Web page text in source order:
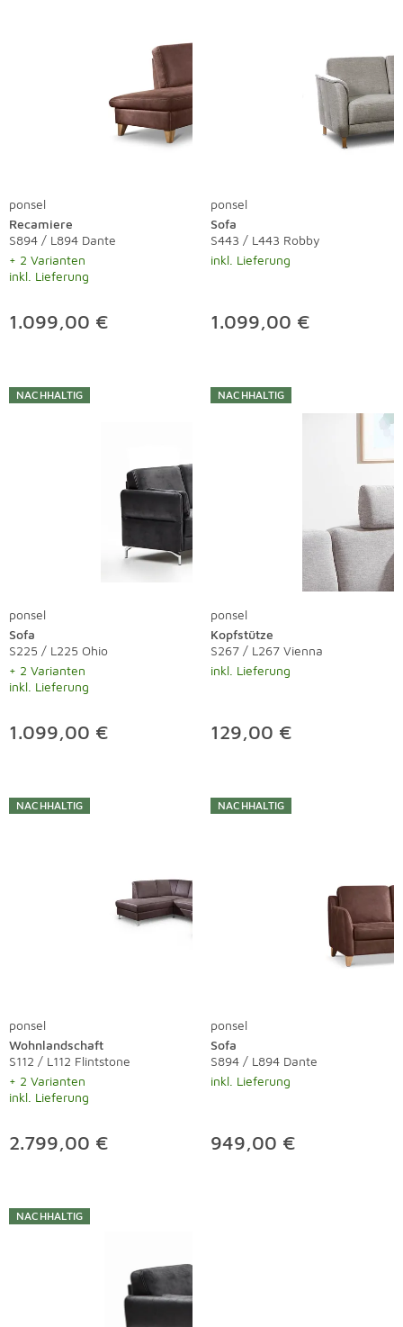
ponsel
Recamiere
S894 / L894 Dante
+ 2 Varianten
inkl. Lieferung
1.099,00 €
ponsel
Sofa
S443 / L443 Robby
inkl. Lieferung
1.099,00 €
NACHHALTIG
ponsel
Sofa
S225 / L225 Ohio
+ 2 Varianten
inkl. Lieferung
1.099,00 €
NACHHALTIG
ponsel
Kopfstütze
S267 / L267 Vienna
inkl. Lieferung
129,00 €
NACHHALTIG
ponsel
Wohnlandschaft
S112 / L112 Flintstone
+ 2 Varianten
inkl. Lieferung
2.799,00 €
NACHHALTIG
ponsel
Sofa
S894 / L894 Dante
inkl. Lieferung
949,00 €
NACHHALTIG